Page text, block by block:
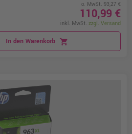
o. MwSt. 93,27 €
110,99 €
inkl. MwSt. zzgl. Versand
In den Warenkorb shopping_cart